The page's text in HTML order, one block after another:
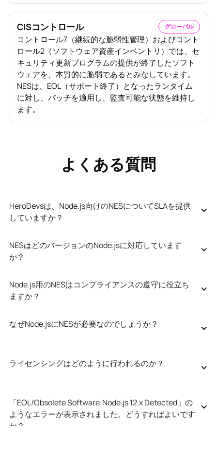
CISコントロール グローバル
コントロール7（継続的な脆弱性管理）およびコント
ロール2（ソフトウェア資産インベントリ）では、セ
キュリティ更新プログラムの提供が終了したソフト
ウェアを、本質的に脆弱であるとみなしています。
NESは、EOL（サポート終了）となったランタイム
に対し、パッチを適用し、監査可能な状態を維持し
ます。
よくある質問
HeroDevsは、Node.js向けのNESについてSLAを提供
していますか？
NESはどのバージョンのNode.jsに対応しています
か？
Node.js用のNESはコンプライアンスの遵守に役立ち
ますか？
なぜNode.jsにNESが必要なのでしょうか？
ライセンシングはどのように行われるのか？
「EOL/Obsolete Software:Node.js 12.x Detected」の
ようなエラーが表示されました。どうすればよいです
か？